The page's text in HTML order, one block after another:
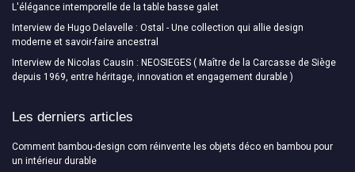
L'élégance intemporelle de la table basse galet
Interview de Hugo Delavelle : Ostal - Une collection qui allie design
moderne et savoir-faire ancestral
Interview de Nicolas Causin : NEOSIEGES ( Maître de la Carcasse de Siège
depuis 1969, entre héritage, innovation et engagement durable )
Les derniers articles
Comment bambou-design com réinvente les objets déco en bambou pour
un intérieur durable